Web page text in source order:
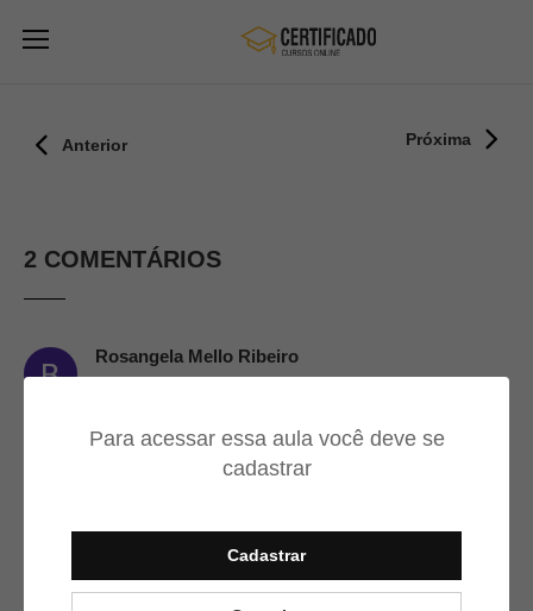
Para acessar essa aula você deve se
cadastrar
Cadastrar
Anterior Próxima
2 COMENTÁRIOS
Rosangela Mello Ribeiro
Muito bom 10
Thalyta Machado 12/05/2022
Gostei!